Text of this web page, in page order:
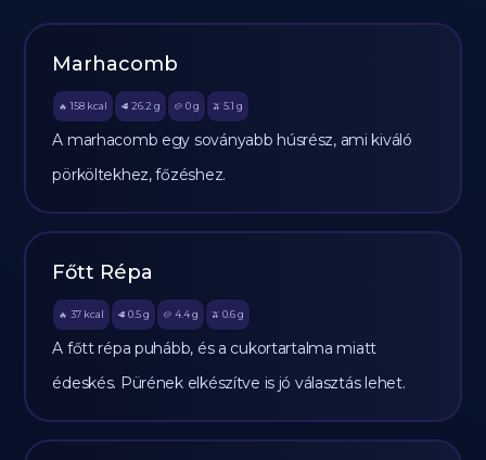
Marhacomb
🔥 158 kcal 🥩 26.2 g 🥔 0g 🫒 5.1 g
A marhacomb egy soványabb húsrész, ami kiváló
pörköltekhez, főzéshez.
Főtt Répa
🔥 37 kcal 🥩 0.5 g 🥔 4.4g 🫒 0.6 g
A főtt répa puhább, és a cukortartalma miatt
édeskés. Pürének elkészítve is jó választás lehet.